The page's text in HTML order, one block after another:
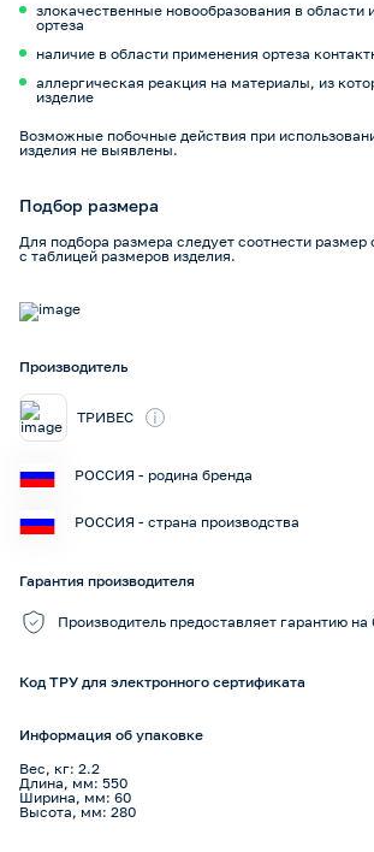
злокачественные новообразования в области
ортеза
наличие в области применения ортеза
аллергическая реакция на материалы, из
изделие
Возможные побочные действия при
изделия не выявлены.
Подбор размера
Для подбора размера следует соотнести размер
с таблицей размеров изделия.
Производитель
ТРИВЕС i
РОССИЯ - родина бренда
РОССИЯ - страна производства
Гарантия производителя
Производитель предоставляет гарантию на
Код ТРУ для электронного сертификата
Информация об упаковке
Вес, кг: 2.2
Длина, мм: 550
Ширина, мм: 60
Высота, мм: 280